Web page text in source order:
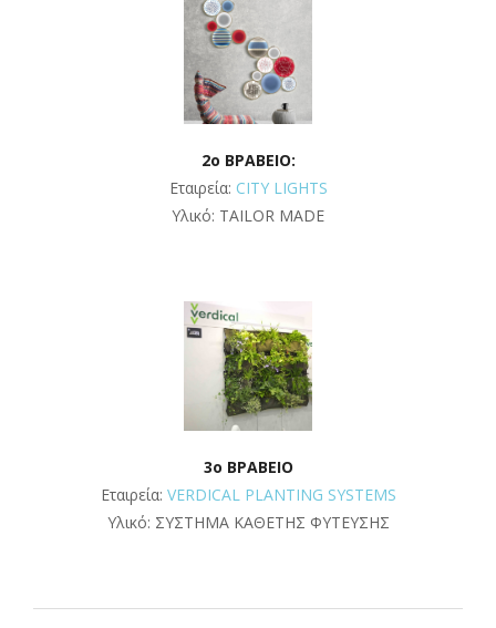
2o ΒΡΑΒΕΙΟ:
Εταιρεία: CITY LIGHTS
Υλικό: TAILOR MADE
3o ΒΡΑΒΕΙΟ
Εταιρεία: VERDICAL PLANTING SYSTEMS
Υλικό: ΣΥΣΤΗΜΑ ΚΑΘΕΤΗΣ ΦΥΤΕΥΣΗΣ